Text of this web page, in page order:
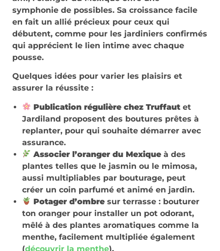
symphonie de possibles. Sa croissance facile
en fait un allié précieux pour ceux qui
débutent, comme pour les jardiniers confirmés
qui apprécient le lien intime avec chaque
pousse.
Quelques idées pour varier les plaisirs et
assurer la réussite :
Publication régulière chez Truffaut et
Jardiland proposent des boutures prêtes à
replanter, pour qui souhaite démarrer avec
assurance.
Associer l’oranger du Mexique à des
plantes telles que le jasmin ou le mimosa,
aussi multipliables par bouturage, peut
créer un coin parfumé et animé en jardin.
Potager d’ombre sur terrasse : bouturer
ton oranger pour installer un pot odorant,
mêlé à des plantes aromatiques comme la
menthe, facilement multipliée également
(découvrir la menthe).